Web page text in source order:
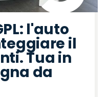
l'auto
il
Tua in
da